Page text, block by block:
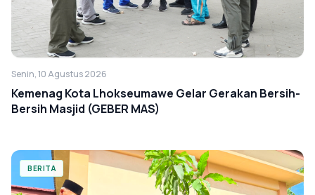
Senin, 10 Agustus 2026
Kemenag Kota Lhokseumawe Gelar Gerakan Bersih-
Bersih Masjid (GEBER MAS)
BERITA